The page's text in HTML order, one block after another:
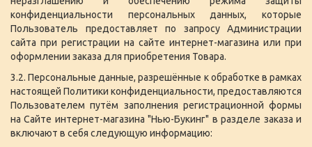
конфиденциальности персональных данных, которые
Пользователь предоставляет по запросу Администрации
сайта при регистрации на сайте интернет-магазина или при
оформлении заказа для приобретения Товара.
3.2. Персональные данные, разрешённые к обработке в рамках
настоящей Политики конфиденциальности, предоставляются
Пользователем путём заполнения регистрационной формы
на Сайте интернет-магазина "Нью-Букинг" в разделе заказа и
включают в себя следующую информацию: